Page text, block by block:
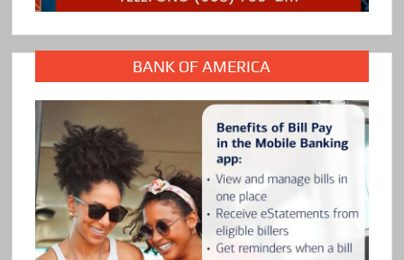
BANK OF AMERICA